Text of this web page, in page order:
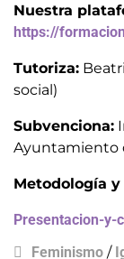
Nuestra
https://
Tutoriza:
social)
Subvenciona:
Ayuntamiento
Metodología
Presentacion-y-
Feminismo /